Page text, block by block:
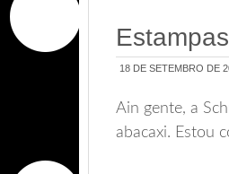
18 DE SETEMBRO DE
Ain gente, a
abacaxi. Estou